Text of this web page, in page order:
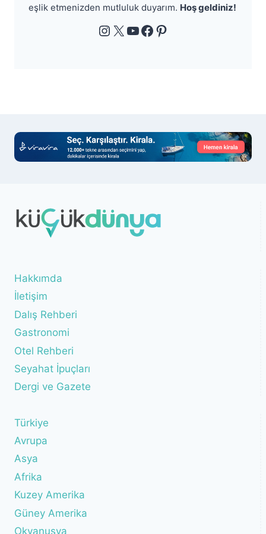
eşlik etmenizden mutluluk duyarım. Hoş geldiniz!
Instagram
X YouTube
Facebook
Pinterest
Hakkımda
İletişim
Dalış Rehberi
Gastronomi
Otel Rehberi
Seyahat İpuçları
Dergi ve Gazete
Türkiye
Avrupa
Asya
Afrika
Kuzey Amerika
Güney Amerika
Okyanusya